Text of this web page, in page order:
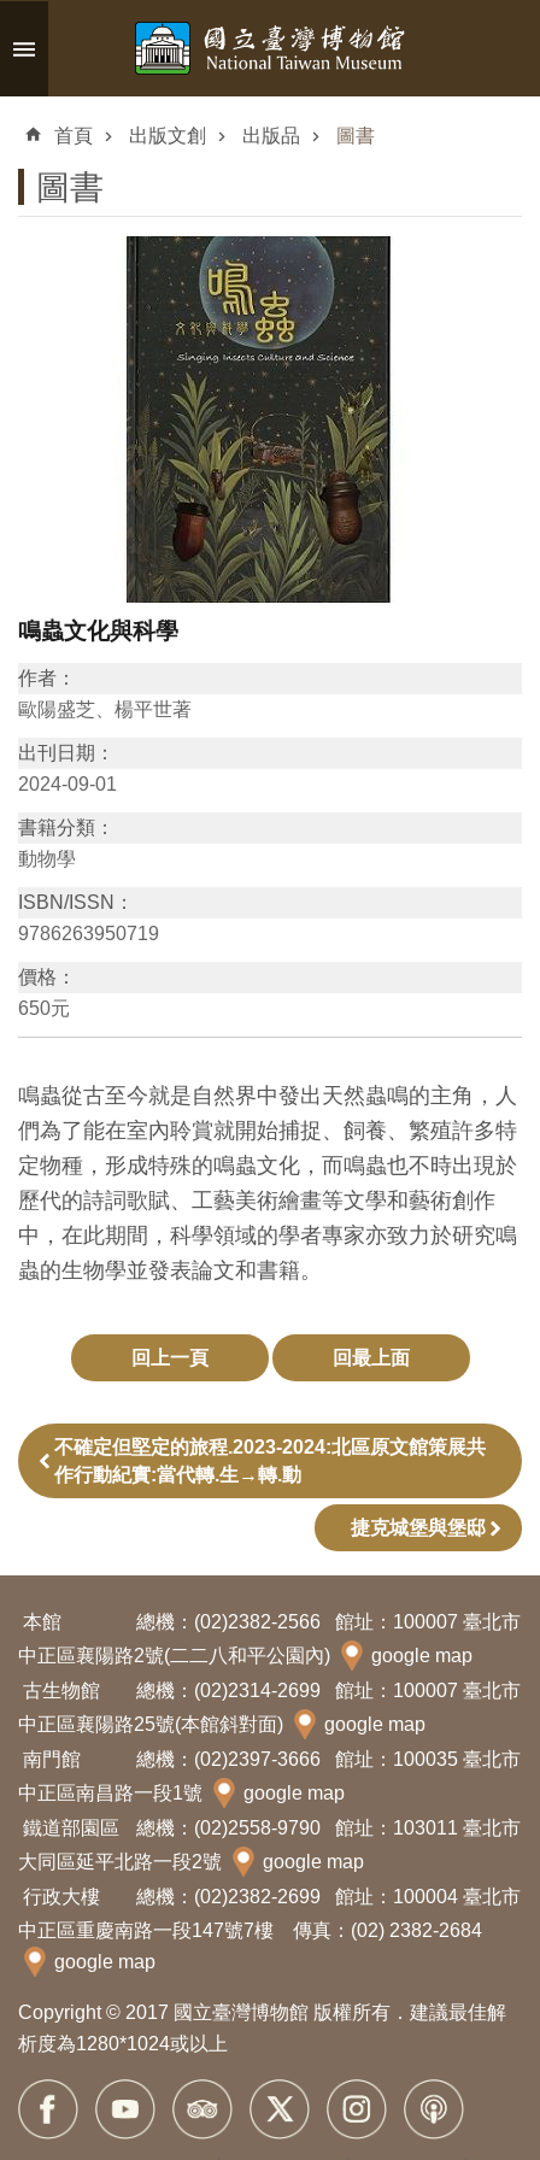
跳到主要內容區塊
搜
展
覽
資
訊
教
育
活
動
出
版
創
典
藏
研
究
服
務
開
資
訊
隱
私
權
與
資
訊
全
宣
告
首頁 出版文創 出版品 圖書
圖書
鳴蟲文化與科學
作者：
歐陽盛芝、楊平世著
出刊日期：
2024-09-01
書籍分類：
動物學
ISBN/ISSN：
9786263950719
價格：
650元
鳴蟲從古至今就是自然界中發出天然蟲鳴的主角，人
們為了能在室內聆賞就開始捕捉、飼養、繁殖許多特
定物種，形成特殊的鳴蟲文化，而鳴蟲也不時出現於
歷代的詩詞歌賦、工藝美術繪畫等文學和藝術創作
中，在此期間，科學領域的學者專家亦致力於研究鳴
蟲的生物學並發表論文和書籍。
回上一頁 回最上面
不確定但堅定的旅程.2023-2024:北區原文館策展共
作行動紀實:當代轉.生→轉.動
捷克城堡與堡邸
本館 總機：(02)2382-2566
館址：100007 臺北市
中正區襄陽路2號(二二八和平公園內)
google map
古生物館
總機：(02)2314-2699
館址：100007 臺北市
中正區襄陽路25號(本館斜對面)
google map
南門館
總機：(02)2397-3666
館址：100035 臺北市
中正區南昌路一段1號
google map
鐵道部園區
總機：(02)2558-9790
館址：103011 臺北市
大同區延平北路一段2號
google map
行政大樓
總機：(02)2382-2699
館址：100004 臺北市
中正區重慶南路一段147號7樓 傳真：(02) 2382-2684
google map
Copyright © 2017 國立臺灣博物館 版權所有．建議最佳解
析度為1280*1024或以上